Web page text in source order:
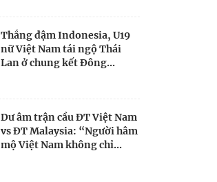
Thắng đậm Indonesia, U19
nữ Việt Nam tái ngộ Thái
Lan ở chung kết Đông...
Dư âm trận cầu ĐT Việt Nam
vs ĐT Malaysia: “Người hâm
mộ Việt Nam không chỉ...